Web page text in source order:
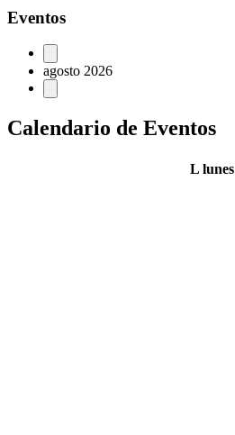
Eventos
agosto 2026
Calendario de Eventos
L lunes